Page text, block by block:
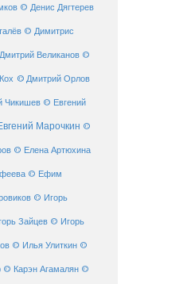
© Денис Дягтерев
© Димитрис
Великанов ©
© Дмитрий Орлов
Чикишев © Евгений
Марочкин ©
© Елена Артюхина
© Ефим
© Игорь
Зайцев © Игорь
© Илья Улиткин ©
© Карэн Агамалян ©